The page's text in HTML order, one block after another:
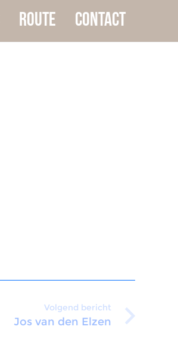
Route Contact
Volgend bericht
Jos van den Elzen